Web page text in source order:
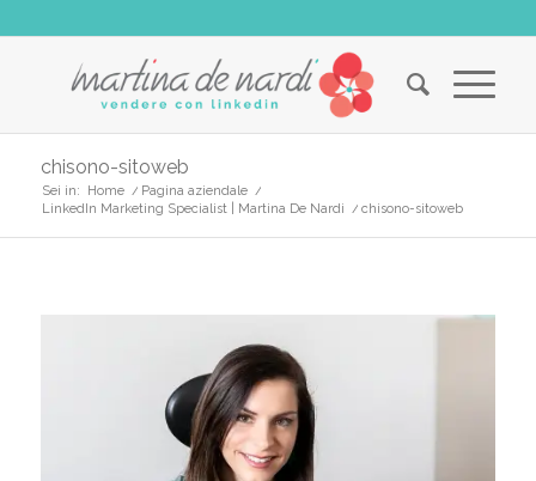
chisono-sitoweb
Sei in: Home / Pagina aziendale /
LinkedIn Marketing Specialist | Martina De Nardi / chisono-sitoweb